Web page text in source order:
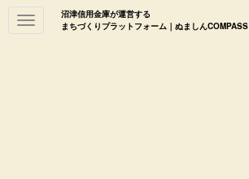
沼津信用金庫が運営する
まちづくりプラットフォーム｜ぬましんCOMPASS
Toggle
navigation